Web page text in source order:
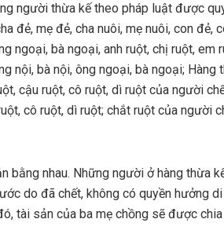
người thừa kế theo pháp luật được
đẻ, mẹ đẻ, cha nuôi, mẹ nuôi, con đẻ,
ngoại, bà ngoại, anh ruột, chị ruột, em
nội, bà nội, ông ngoại, bà ngoại; Hàng
cậu ruột, cô ruột, dì ruột của người
cô ruột, dì ruột; chắt ruột của người
bằng nhau. Những người ở hàng thừa
do đã chết, không có quyền hưởng
tài sản của ba mẹ chồng sẽ được